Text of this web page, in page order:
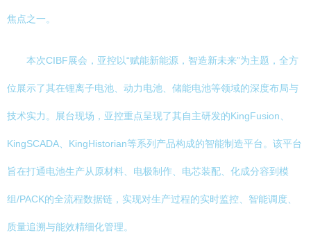
焦点之一。
本次CIBF展会，亚控以“赋能新能源，智造新未来”为主题，全方
位展示了其在锂离子电池、动力电池、储能电池等领域的深度布局与
技术实力。展台现场，亚控重点呈现了其自主研发的KingFusion、
KingSCADA、KingHistorian等系列产品构成的智能制造平台。该平台
旨在打通电池生产从原材料、电极制作、电芯装配、化成分容到模
组/PACK的全流程数据链，实现对生产过程的实时监控、智能调度、
质量追溯与能效精细化管理。